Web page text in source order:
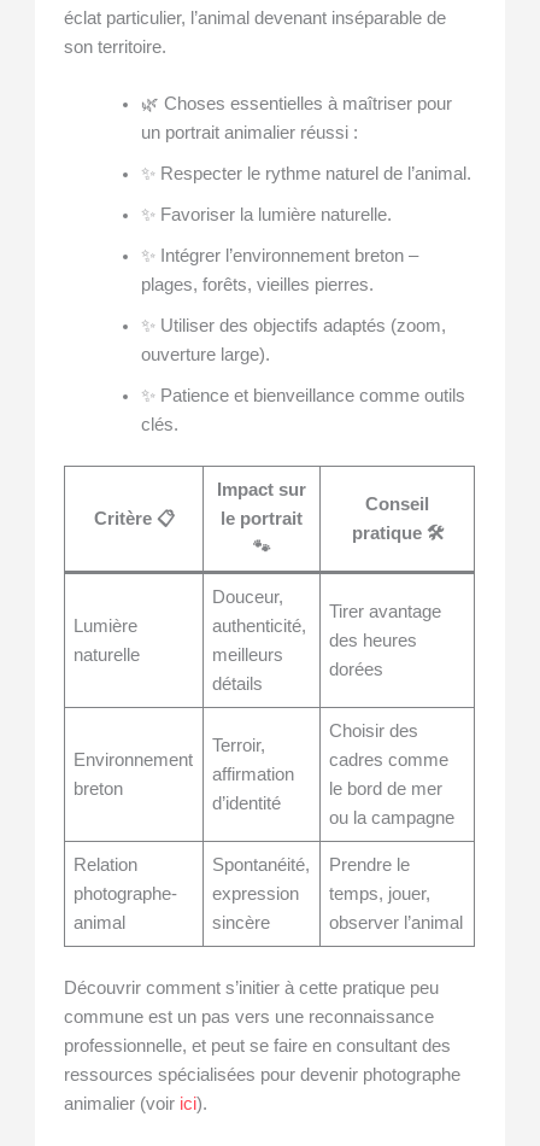
éclat particulier, l’animal devenant inséparable de
son territoire.
🌿 Choses essentielles à maîtriser pour
un portrait animalier réussi :
✨ Respecter le rythme naturel de l’animal.
✨ Favoriser la lumière naturelle.
✨ Intégrer l’environnement breton –
plages, forêts, vieilles pierres.
✨ Utiliser des objectifs adaptés (zoom,
ouverture large).
✨ Patience et bienveillance comme outils
clés.
Critère 📋
Impact sur
le portrait
🐾
Conseil
pratique 🛠️
Lumière
naturelle
Douceur,
authenticité,
meilleurs
détails
Tirer avantage
des heures
dorées
Environnement
breton
Terroir,
affirmation
d’identité
Choisir des
cadres comme
le bord de mer
ou la campagne
Relation
photographe-
animal
Spontanéité,
expression
sincère
Prendre le
temps, jouer,
observer l’animal
Découvrir comment s’initier à cette pratique peu
commune est un pas vers une reconnaissance
professionnelle, et peut se faire en consultant des
ressources spécialisées pour devenir photographe
animalier (voir ici).